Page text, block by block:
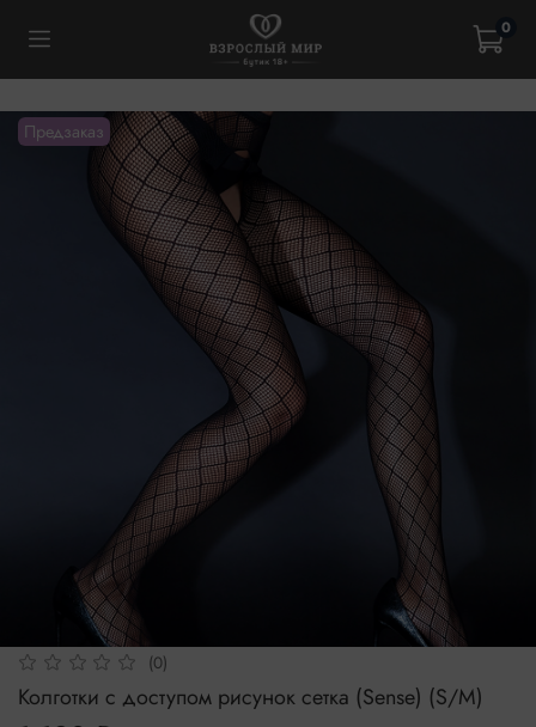
0
Предзаказ
(0)
Колготки с доступом рисунок сетка (Sense) (S/M)